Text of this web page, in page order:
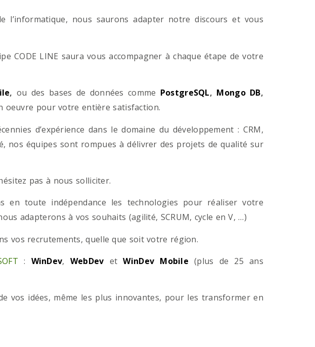
nous saurons adapter notre discours et vous
CODE LINE saura vous accompagner à chaque étape de votre
, ou des bases de données comme PostgreSQL, Mongo DB,
oeuvre pour votre entière satisfaction.
d’expérience dans le domaine du développement : CRM,
nos équipes sont rompues à délivrer des projets de qualité sur
pas à nous solliciter.
toute indépendance les technologies pour réaliser votre
adapterons à vos souhaits (agilité, SCRUM, cycle en V, …)
vos recrutements, quelle que soit votre région.
: WinDev, WebDev et WinDev Mobile (plus de 25 ans
vos idées, même les plus innovantes, pour les transformer en